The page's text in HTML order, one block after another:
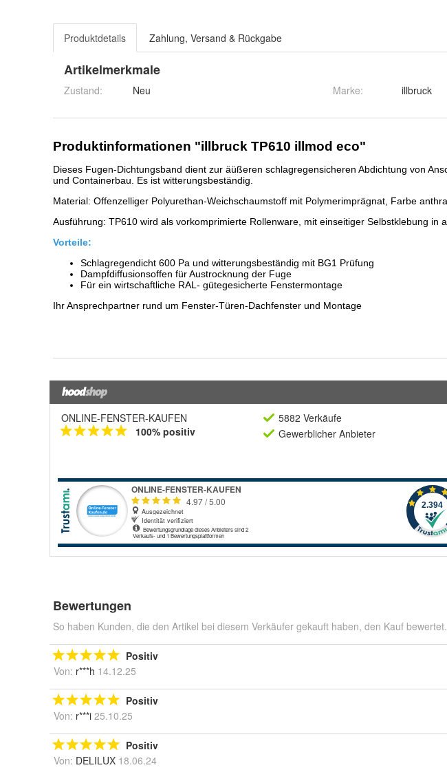
Produktdetails Zahlung, Versand & Rückgabe
Artikelmerkmale
Zustand: Neu Marke: illbruck
ONLINE-FENSTER-KAUFEN
100% positiv
5882 Verkäufe
Gewerblicher Anbieter
Bewertungen
So haben Kunden, die den Artikel bei diesem Verkäufer gekauft haben, den Kauf bewertet.
Positiv
Von: r***h 14.12.25
Positiv
Von: r***i 25.10.25
Positiv
Von: DELILUX 18.06.24